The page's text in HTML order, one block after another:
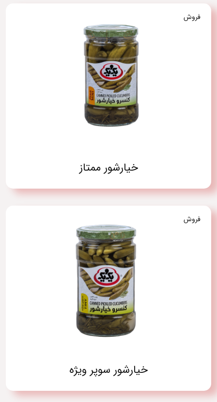
فروش
خیارشور ممتاز
فروش
خیارشور سوپر ویژه